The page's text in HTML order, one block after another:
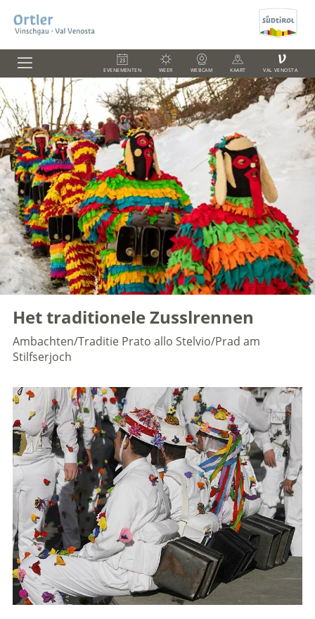
EVENEMENTEN WEER WEBCAM KAART
V
VAL VENOSTA
Het traditionele Zusslrennen
Ambachten/Traditie Prato allo Stelvio/Prad am
Stilfserjoch